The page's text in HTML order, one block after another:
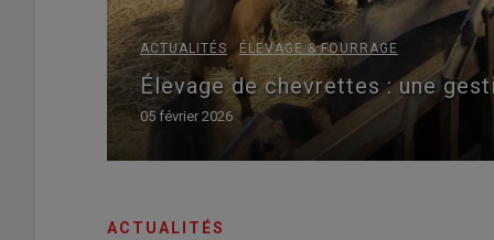
ACTUALITÉS , ÉLEVAGE & FOURRAGE
Élevage de chevrettes : une
05 février 2026
ACTUALITÉS